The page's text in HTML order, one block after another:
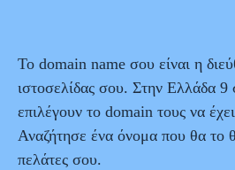
Το domain name σου είναι η
ιστοσελίδας σου. Στην Ελλάδα 9
επιλέγουν το domain τους να
Αναζήτησε ένα όνομα που θα το
πελάτες σου.